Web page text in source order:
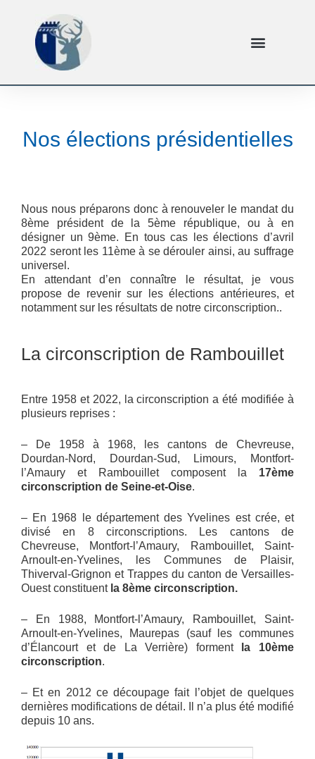
Nos élections présidentielles
Nous nous préparons donc à renouveler le mandat du
8ème président de la 5ème république, ou à en
désigner un 9ème. En tous cas les élections d’avril
2022 seront les 11ème à se dérouler ainsi, au suffrage
universel.
En attendant d’en connaître le résultat, je vous
propose de revenir sur les élections antérieures, et
notamment sur les résultats de notre circonscription..
La circonscription de Rambouillet
Entre 1958 et 2022, la circonscription a été modifiée à
plusieurs reprises :
– De 1958 à 1968, les cantons de Chevreuse,
Dourdan-Nord, Dourdan-Sud, Limours, Montfort-
l’Amaury et Rambouillet composent la 17ème
circonscription de Seine-et-Oise.
– En 1968 le département des Yvelines est crée, et
divisé en 8 circonscriptions. Les cantons de
Chevreuse, Montfort-l’Amaury, Rambouillet, Saint-
Arnoult-en-Yvelines, les Communes de Plaisir,
Thiverval-Grignon et Trappes du canton de Versailles-
Ouest constituent la 8ème circonscription.
– En 1988, Montfort-l’Amaury, Rambouillet, Saint-
Arnoult-en-Yvelines, Maurepas (sauf les communes
d’Élancourt et de La Verrière) forment
la 10ème
circonscription.
– Et en 2012 ce découpage fait l’objet de quelques
dernières modifications de détail. Il n’a plus été modifié
depuis 10 ans.